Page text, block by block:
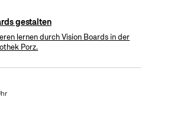
gestalten
lernen durch Vision Boards in der
Porz.